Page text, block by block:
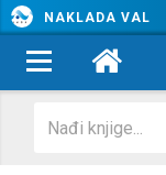
NAKLADA VAL